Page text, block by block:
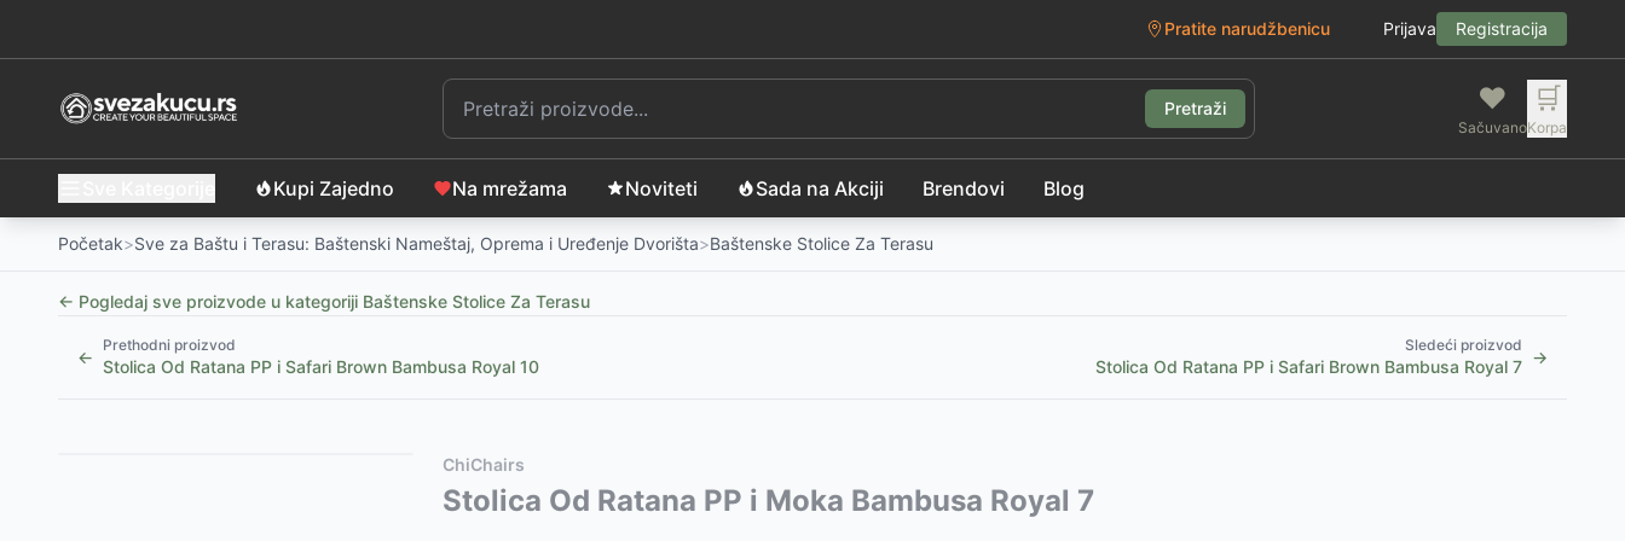
Pratite narudžbenicu Prijava Registracija
Pretraži ❤️
Sačuvano
🛒
Korpa
Kupi Zajedno Na mrežama Noviteti Sada na Akciji Brendovi Blog
Početak>Sve za Baštu i Terasu: Baštenski Nameštaj, Oprema i Uređenje Dvorišta>Baštenske Stolice Za Terasu
← Pogledaj sve proizvode u kategoriji Baštenske Stolice Za Terasu
←
Prethodni proizvod
Stolica Od Ratana PP i Safari Brown Bambusa Royal 10
Sledeći proizvod
Stolica Od Ratana PP i Safari Brown Bambusa Royal 7 →
Baštenska stolica MIDDAGSBERGET natur - petan i čelik- 3850RSD
Ovaj proizvod nije dostupan, pogledajte slične proizvode:
ChiChairs
Stolica Od Ratana PP i Moka Bambusa Royal 7